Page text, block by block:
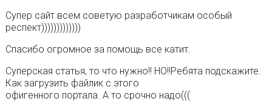
Cупер сайт всем советую разработчикам особый
респект)))))))))))))
Спасибо огромное за помощь все катит.
Суперская статья, то что нужно!! НО!!Ребята подскажите.
Как загрузить файлик c этого
офигенного портала. А то срочно надо(((